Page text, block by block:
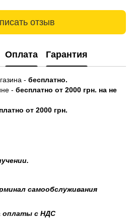
отзыв
Оплата Гарантия
- бесплатно.
- бесплатно от 2000 грн. на не
от 2000 грн.
самообслуживания
оплаты с НДС